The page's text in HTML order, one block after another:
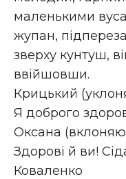
маленькими
жупан,
зверху кунтуш,
ввійшовши.
Крицький
Я доброго
Оксана
Здорові й ви!
Коваленко